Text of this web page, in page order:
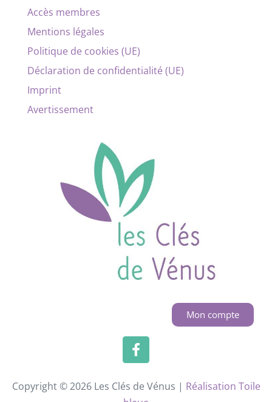
Accès membres
Mentions légales
Politique de cookies (UE)
Déclaration de confidentialité (UE)
Imprint
Avertissement
Mon compte
Copyright © 2026 Les Clés de Vénus | Réalisation Toile